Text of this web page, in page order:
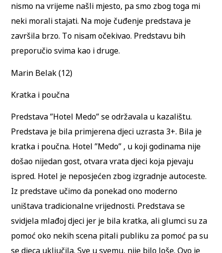
nismo na vrijeme našli mjesto, pa smo zbog toga mi
neki morali stajati. Na moje čuđenje predstava je
završila brzo. To nisam očekivao. Predstavu bih
preporučio svima kao i druge.
Marin Belak (12)
Kratka i poučna
Predstava ”Hotel Medo” se održavala u kazalištu.
Predstava je bila primjerena djeci uzrasta 3+. Bila je
kratka i poučna. Hotel ”Medo” , u koji godinama nije
došao nijedan gost, otvara vrata djeci koja pjevaju
ispred. Hotel je neposjećen zbog izgradnje autoceste.
Iz predstave učimo da ponekad ono moderno
uništava tradicionalne vrijednosti. Predstava se
svidjela mlađoj djeci jer je bila kratka, ali glumci su za
pomoć oko nekih scena pitali publiku za pomoć pa su
se djeca uključila. Sve u svemu, nije bilo loše. Ovo je